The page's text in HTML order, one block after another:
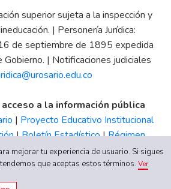
superior sujeta a la inspección y
| Personería Jurídica:
de septiembre de 1895 expedida
| Notificaciones judiciales
a la información pública
| Proyecto Educativo Institucional
|Boletín Estadístico|Régimen
|Código de Ética| Canal
de Integridad UR
mejorar tu experiencia de usuario. Si sigues
que aceptas estos términos.Ver